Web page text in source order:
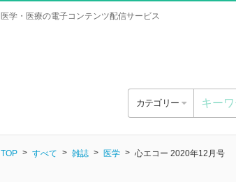
医学・医療の電子コンテンツ配信サービス
カテゴリー
TOP すべて 雑誌 医学 心エコー 2020年12月号